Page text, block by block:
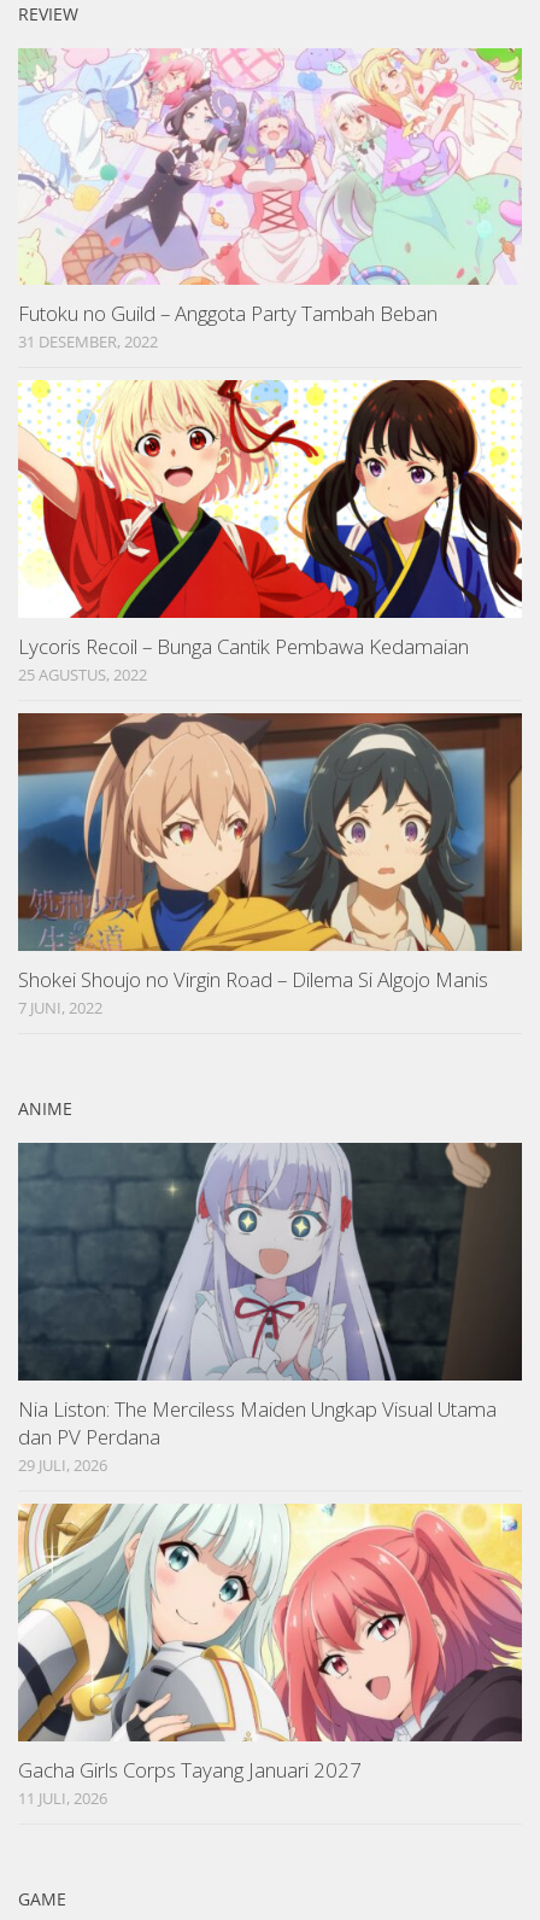
REVIEW
Futoku no Guild – Anggota Party Tambah Beban
31 DESEMBER, 2022
Lycoris Recoil – Bunga Cantik Pembawa Kedamaian
25 AGUSTUS, 2022
Shokei Shoujo no Virgin Road – Dilema Si Algojo Manis
7 JUNI, 2022
ANIME
Nia Liston: The Merciless Maiden Ungkap Visual Utama
dan PV Perdana
29 JULI, 2026
Gacha Girls Corps Tayang Januari 2027
11 JULI, 2026
GAME